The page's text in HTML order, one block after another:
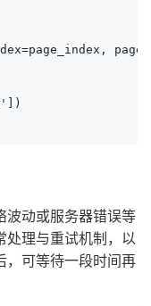
波动或服务器错误等
处理与重试机制，以
，可等待一段时间再